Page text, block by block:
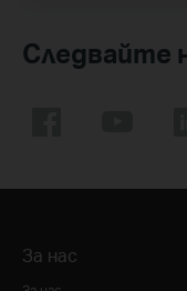
Следвайте
За нас